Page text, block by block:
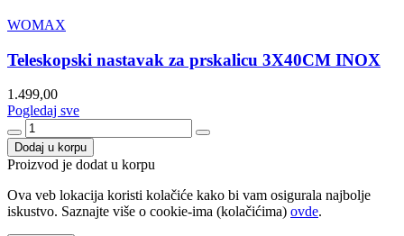
WOMAX
Teleskopski nastavak za prskalicu 3X40CM INOX
1.499,00
Pogledaj sve
Dodaj u korpu
Proizvod je dodat u korpu
Ova veb lokacija koristi kolačiće kako bi vam osigurala najbolje
iskustvo. Saznajte više o cookie-ima (kolačićima) ovde.